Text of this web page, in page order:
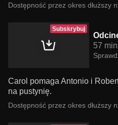
Dostępność przez okres dłuższy
Subskrybuj
57 min
Carol pomaga Antonio i
na pustynię.
Dostępność przez okres dłuższy